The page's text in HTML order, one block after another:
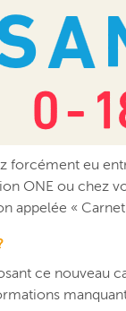
forcément eu
ONE ou chez
appelée «
ce nouveau